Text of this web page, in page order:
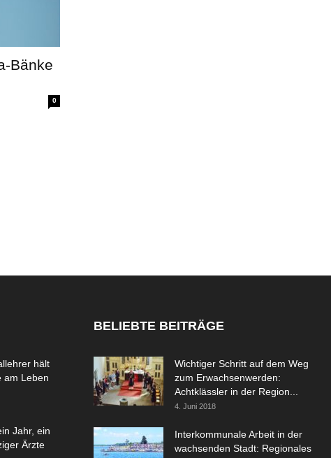
Bänke
0
hält
am Leben
Jahr, ein
Ärzte
BELIEBTE BEITRÄGE
Wichtiger Schritt auf dem Weg
zum Erwachsenwerden:
Achtklässler in der Region...
4. Juni 2018
Interkommunale Arbeit in der
wachsenden Stadt: Regionales